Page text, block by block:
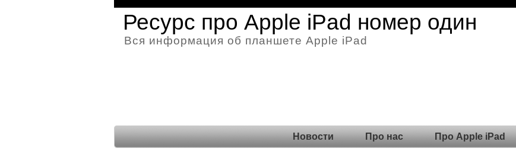
Ресурс про Apple iPad номер один
Вся информация об планшете Apple iPad
Новости Про нас Про Apple iPad